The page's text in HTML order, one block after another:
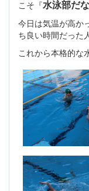
こそ『水泳部だ
今日は気温が高か
ち良い時間だった
これから本格的な